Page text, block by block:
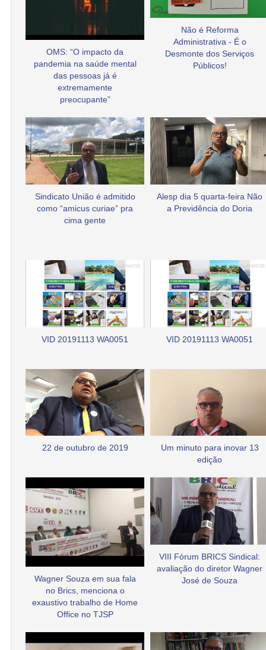
OMS: “O impacto da
pandemia na saúde mental
das pessoas já é
extremamente
preocupante”
Não é Reforma
Administrativa - É o
Desmonte dos Serviços
Públicos!
Sindicato União é admitido
como “amicus curiae” pra
cima gente
Alesp dia 5 quarta-feira Não
a Previdência do Doria
VID 20191113 WA0051 VID 20191113 WA0051
22 de outubro de 2019
Um minuto para inovar 13
edição
Wagner Souza em sua fala
no Brics, menciona o
exaustivo trabalho de Home
Office no TJSP
VIII Fórum BRICS Sindical:
avaliação do diretor Wagner
José de Souza